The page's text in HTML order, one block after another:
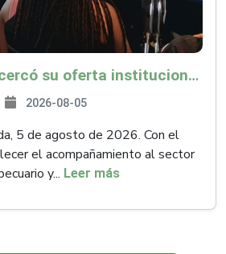
ICA Risaralda acercó su oferta institucional a productores y emprendedores en Expocamello
2026-08-05
5 de agosto de 2026. Con el
el acompañamiento al sector
y... Leer más